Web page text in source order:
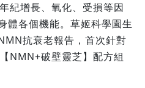
紀增長、氧化、受損等因
體各個機能。草姬科學園生
抗衰老報告，首次針對
NMN+破壁靈芝】配方組